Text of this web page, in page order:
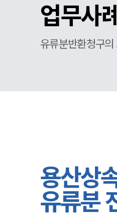
업무사례
유류분반환청구의
용산상
유류분